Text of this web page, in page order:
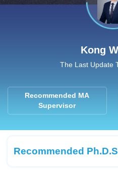
Kong
The Last Update
Recommended MA
Supervisor
Recommended